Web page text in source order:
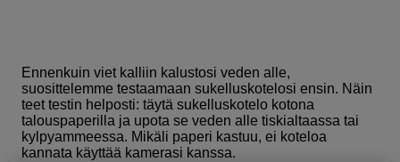
Ennenkuin viet kalliin kalustosi veden alle,
suosittelemme testaamaan sukelluskotelosi ensin. Näin
teet testin helposti: täytä sukelluskotelo kotona
talouspaperilla ja upota se veden alle tiskialtaassa tai
kylpyammeessa. Mikäli paperi kastuu, ei koteloa
kannata käyttää kamerasi kanssa.